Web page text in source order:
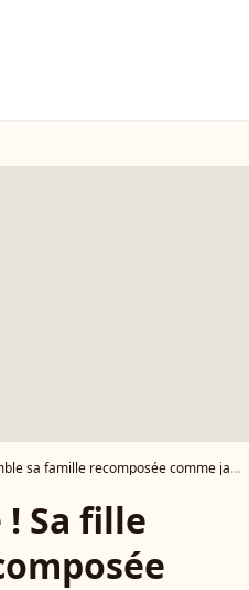
sa famille recomposée comme jamais
Sa fille